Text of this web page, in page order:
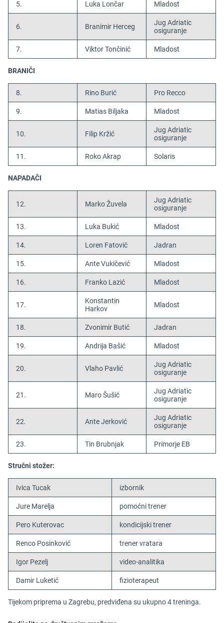
5. Luka Lončar Mladost
6. Branimir Herceg
Jug Adriatic
osiguranje
7. Viktor Tončinić Mladost
BRANIČI
8. Rino Burić Pro Recco
9. Matias Biljaka Mladost
10. Filip Kržić
Jug Adriatic
osiguranje
11. Roko Akrap Solaris
NAPADAČI
12. Marko Žuvela
Jug Adriatic
osiguranje
13. Luka Bukić Mladost
14. Loren Fatović Jadran
15. Ante Vukičević Mladost
16. Franko Lazić Mladost
17.
Konstantin
Harkov
Mladost
18. Zvonimir Butić Jadran
19. Andrija Bašić Mladost
20. Vlaho Pavlić
Jug Adriatic
osiguranje
21. Maro Šušić
Jug Adriatic
osiguranje
22. Ante Jerković
Jug Adriatic
osiguranje
23. Tin Brubnjak Primorje EB
Stručni stožer:
Ivica Tucak izbornik
Jure Marelja pomoćni trener
Pero Kuterovac kondicijski trener
Renco Posinković trener vratara
Igor Pezelj video-analitika
Damir Luketić fizioterapeut
Tijekom priprema u Zagrebu, predviđena su ukupno 4 treninga.